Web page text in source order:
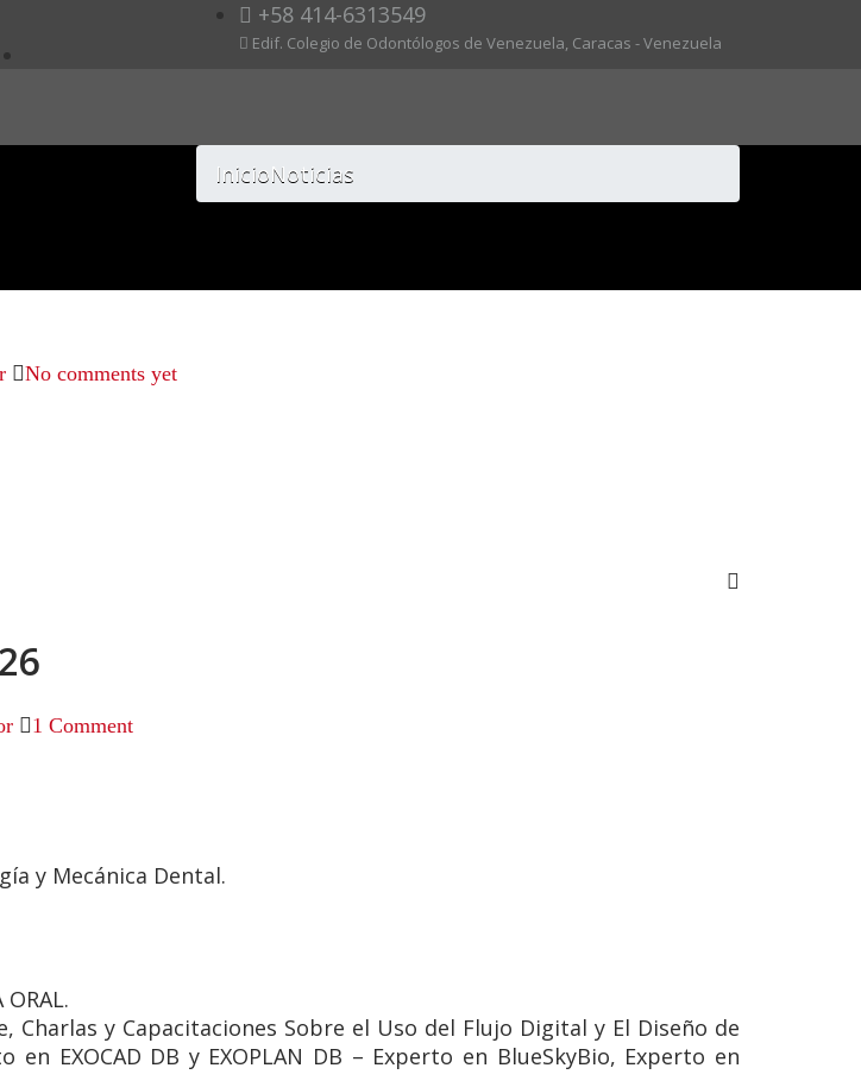
+58 414-6313549
Edif. Colegio de Odontólogos de Venezuela, Caracas - Venezuela
InicioNoticias
No comments yet
1 Comment
y Mecánica Dental.
ORAL.
y Capacitaciones Sobre el Uso del Flujo Digital y El Diseño de
EXOCAD DB y EXOPLAN DB – Experto en BlueSkyBio, Experto en